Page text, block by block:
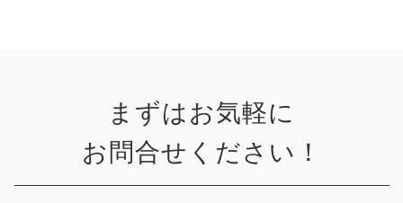
まずはお気軽に
お問合せください！